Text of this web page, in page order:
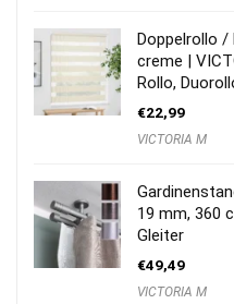
Doppelrollo /
creme |
Rollo,
€22,99
VICTORIA M
19 mm, 360
Gleiter
€49,49
VICTORIA M